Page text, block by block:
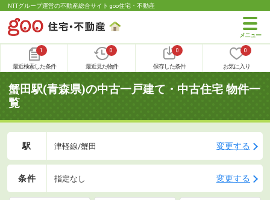
NTTグループ運営の不動産総合サイト goo住宅・不動産
1
最近検索した条件
0
最近見た物件
0
保存した条件
0
お気に入り
蟹田駅(青森県)の中古一戸建て・中古住宅 物件一
覧
駅 津軽線/蟹田 変更する
条件 指定なし 変更する